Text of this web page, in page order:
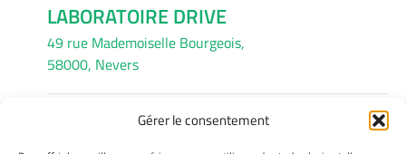
Gérer le consentement
LABORATOIRE DRIVE
49 rue Mademoiselle Bourgeois,
58000, Nevers
INFORMATIONS LÉGALES